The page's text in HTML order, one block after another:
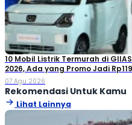
10 Mobil Listrik Termurah di GIIAS
2026, Ada yang Promo Jadi Rp119
Jutaan!
07 Agu 2026
Rekomendasi Untuk Kamu
Lihat Lainnya